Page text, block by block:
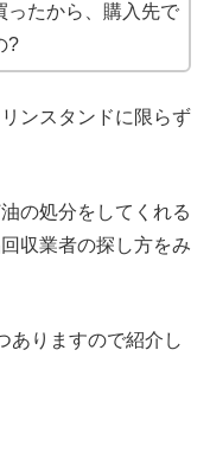
ったから、購入先で
?
ンスタンドに限らず
の処分をしてくれる
収業者の探し方をみ
ありますので紹介し